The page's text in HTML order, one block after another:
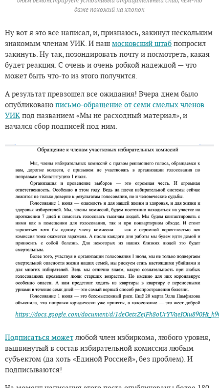
даже похожий на хлопок
Ну вот я это все написал, и, признаюсь, закинул нескольким
знакомым членам УИК. И наш московский штаб попросил
закинуть. Ну так, позондировать почту и посмотреть, какая
будет реакция. С очень и очень робкой надеждой — что
может быть что-то из этого получится.
А результат превзошел все ожидания! Вчера днем было
опубликовано письмо-обращение от семи смелых членов
УИК под названием «Мы не расходный материал», и
начался сбор подписей под ним.
https://docs.google.com/document/d/
Подписаться может любой член избиркома, любого уровня,
выдвинутый в состав избирательной комиссии любым
субъектом (да хоть «Единой Россией», без проблем). И
подписываются!